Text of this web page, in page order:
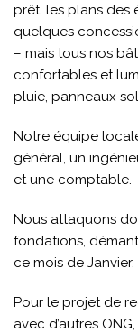
prêt, les plans des
quelques
– mais tous nos
confortables et
pluie, panneaux
Notre équipe
général, un
et une comptable.
Nous attaquons
fondations,
ce mois de Janvier.
Pour le projet de
avec d’autres